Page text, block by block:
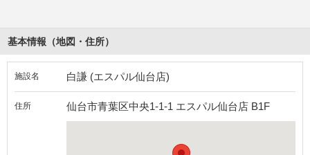
基本情報（地図・住所）
施設名 白謙 (エスパル仙台店)
住所 仙台市青葉区中央1-1-1 エスパル仙台店 B1F